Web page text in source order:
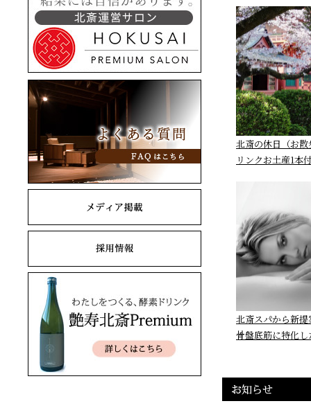
北斎の休日（お
リンクお土産1本
北斎スパから新提
骨盤底筋に特化